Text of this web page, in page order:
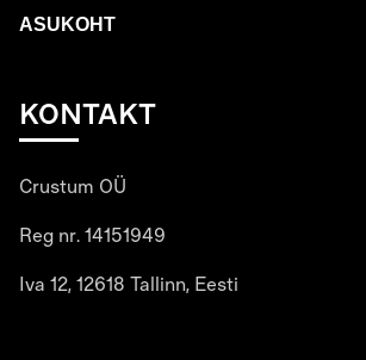
ASUKOHT
KONTAKT
Crustum OÜ
Reg nr. 14151949
Iva 12, 12618 Tallinn, Eesti